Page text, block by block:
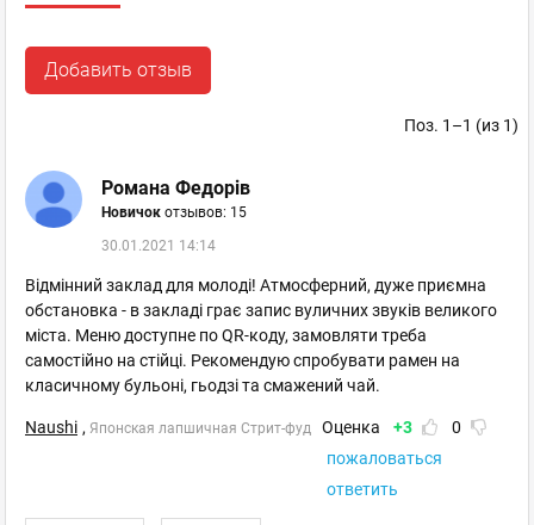
Добавить отзыв
Поз. 1–1 (из 1)
Романа Федорів
Новичок отзывов: 15
30.01.2021 14:14
Відмінний заклад для молоді! Атмосферний, дуже приємна
обстановка - в закладі грає запис вуличних звуків великого
міста. Меню доступне по QR-коду, замовляти треба
самостійно на стійці. Рекомендую спробувати рамен на
класичному бульоні, гьодзі та смажений чай.
Naushi , Японская лапшичная Стрит-фуд Оценка +3
0
пожаловаться
ответить